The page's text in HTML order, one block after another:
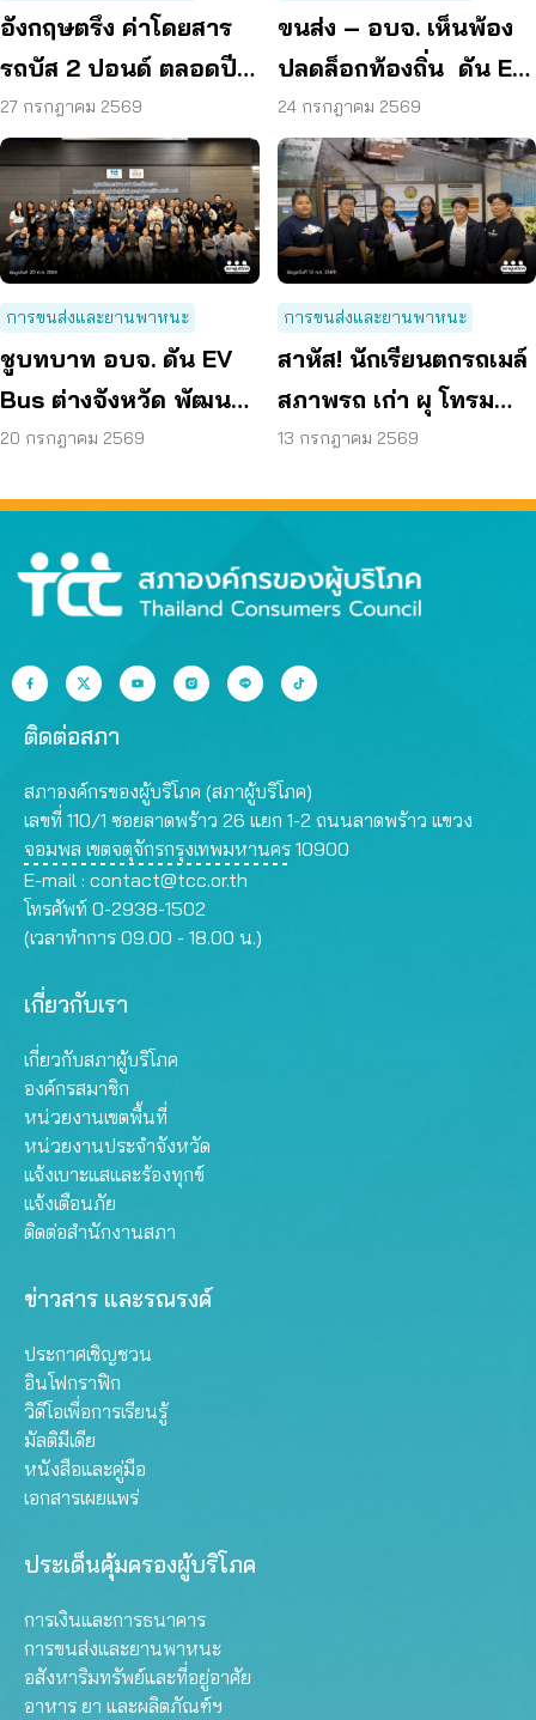
อังกฤษตรึง ค่าโดยสาร
รถบัส 2 ปอนด์ ตลอดปี
70 ลดค่าครองชีพ
27 กรกฎาคม 2569
ขนส่ง – อบจ. เห็นพ้อง
ปลดล็อกท้องถิ่น ดัน EV
Bus อยุธยา
24 กรกฎาคม 2569
การขนส่งและยานพาหนะ
ชูบทบาท อบจ. ดัน EV
Bus ต่างจังหวัด พัฒนา
ขนส่งสาธารณะไร้รอย
20 กรกฎาคม 2569
การขนส่งและยานพาหนะ
สาหัส! นักเรียนตกรถเมล์
สภาพรถ เก่า ผุ โทรม
ถามหามาตรฐานรถ
13 กรกฎาคม 2569
ติดต่อสภา
สภาองค์กรของผู้บริโภค (สภาผู้บริโภค)
เลขที่ 110/1 ซอยลาดพร้าว 26 แยก 1-2 ถนนลาดพร้าว แขวง
จอมพล เขตจตุจักรกรุงเทพมหานคร 10900
E-mail : contact@tcc.or.th
โทรศัพท์ 0-2938-1502
(เวลาทำการ 09.00 - 18.00 น.)
เกี่ยวกับเรา
เกี่ยวกับสภาผู้บริโภค
องค์กรสมาชิก
หน่วยงานเขตพื้นที่
หน่วยงานประจำจังหวัด
แจ้งเบาะแสและร้องทุกข์
แจ้งเตือนภัย
ติดต่อสำนักงานสภา
ข่าวสาร และรณรงค์
ประกาศเชิญชวน
อินโฟกราฟิก
วิดีโอเพื่อการเรียนรู้
มัลติมีเดีย
หนังสือและคู่มือ
เอกสารเผยแพร่
ประเด็นคุ้มครองผู้บริโภค
การเงินและการธนาคาร
การขนส่งและยานพาหนะ
อสังหาริมทรัพย์และที่อยู่อาศัย
อาหาร ยา และผลิตภัณฑ์ฯ